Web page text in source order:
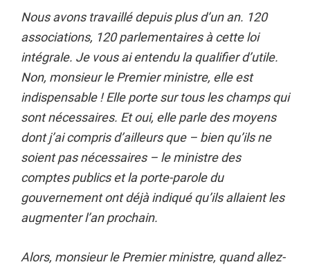
Nous avons travaillé depuis plus d’un an. 120
associations, 120 parlementaires à cette loi
intégrale. Je vous ai entendu la qualifier d’utile.
Non, monsieur le Premier ministre, elle est
indispensable ! Elle porte sur tous les champs qui
sont nécessaires. Et oui, elle parle des moyens
dont j’ai compris d’ailleurs que – bien qu’ils ne
soient pas nécessaires – le ministre des
comptes publics et la porte-parole du
gouvernement ont déjà indiqué qu’ils allaient les
augmenter l’an prochain.
Alors, monsieur le Premier ministre, quand allez-